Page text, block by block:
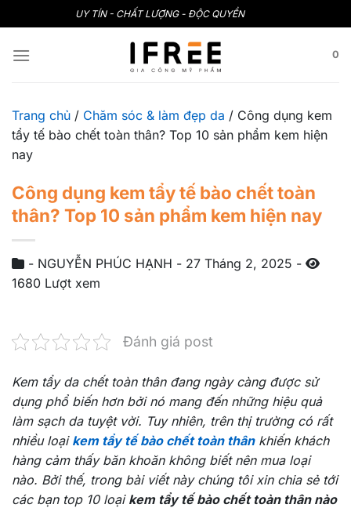
qua
nội
UY TÍN - CHẤT LƯỢNG - ĐỘC QUYỀN
0
Trang chủ / Chăm sóc & làm đẹp da / Công dụng kem
tẩy tế bào chết toàn thân? Top 10 sản phẩm kem hiện
nay
Công dụng kem tẩy tế bào chết toàn
thân? Top 10 sản phẩm kem hiện nay
- NGUYỄN PHÚC HẠNH - 27 Tháng 2, 2025 -
1680 Lượt xem
Đánh giá post
Kem tẩy da chết toàn thân đang ngày càng được sử
dụng phổ biến hơn bởi nó mang đến những hiệu quả
làm sạch da tuyệt vời. Tuy nhiên, trên thị trường có rất
nhiều loại kem tẩy tế bào chết toàn thânkhiến khách
hàng cảm thấy băn khoăn không biết nên mua loại
nào. Bởi thế, trong bài viết này chúng tôi xin chia sẻ tới
các bạn top 10 loại kem tẩy tế bào chết toàn thân nào